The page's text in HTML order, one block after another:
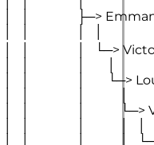
│   │
│   │               │   └─>
│   │
│   │               │           └─>
│   │